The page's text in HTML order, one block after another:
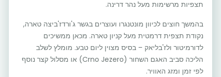
תצפיות מרשימות מעל נהר דרינה.
בהמשך חוצים לכיוון מונטנגרו ועוצרים בגשר ג'ורדז'ביצה טארה,
נקודת תצפית דרמטית מעל קניון טארה. מכאן ממשיכים
לדורמיטור ולז'בליאק – בסיס מצוין ליום טבע. מומלץ לשלב
הליכה סביב האגם השחור (Crno Jezero) או מסלול קצר נוסף
לפי זמן ומזג האוויר.